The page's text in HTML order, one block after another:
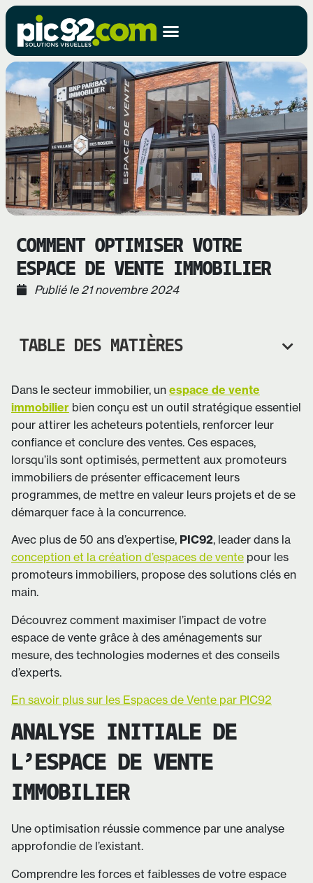
COMMENT OPTIMISER VOTRE
ESPACE DE VENTE IMMOBILIER
Publié le 21 novembre 2024
TABLE DES MATIÈRES
Dans le secteur immobilier, un espace de vente
immobilier bien conçu est un outil stratégique essentiel
pour attirer les acheteurs potentiels, renforcer leur
confiance et conclure des ventes. Ces espaces,
lorsqu’ils sont optimisés, permettent aux promoteurs
immobiliers de présenter efficacement leurs
programmes, de mettre en valeur leurs projets et de se
démarquer face à la concurrence.
Avec plus de 50 ans d’expertise, PIC92, leader dans la
conception et la création d’espaces de vente pour les
promoteurs immobiliers, propose des solutions clés en
main.
Découvrez comment maximiser l’impact de votre
espace de vente grâce à des aménagements sur
mesure, des technologies modernes et des conseils
d’experts.
En savoir plus sur les Espaces de Vente par PIC92
ANALYSE INITIALE DE
L’ESPACE DE VENTE
IMMOBILIER
Une optimisation réussie commence par une analyse
approfondie de l’existant.
Comprendre les forces et faiblesses de votre espace